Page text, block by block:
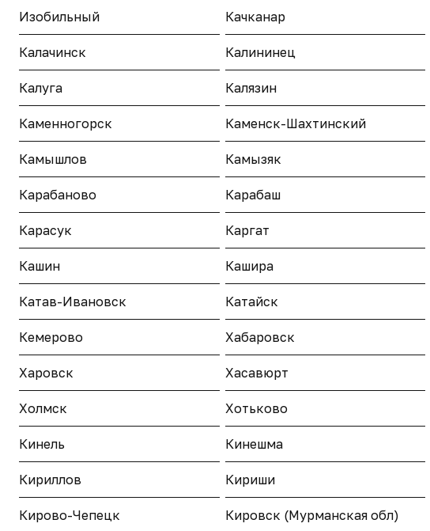
Изобильный Качканар
Калачинск Калининец
Калуга Калязин
Каменногорск Каменск-Шахтинский
Камышлов Камызяк
Карабаново Карабаш
Карасук Каргат
Кашин Кашира
Катав-Ивановск Катайск
Кемерово Хабаровск
Харовск Хасавюрт
Холмск Хотьково
Кинель Кинешма
Кириллов Кириши
Кирово-Чепецк Кировск (Мурманская обл)